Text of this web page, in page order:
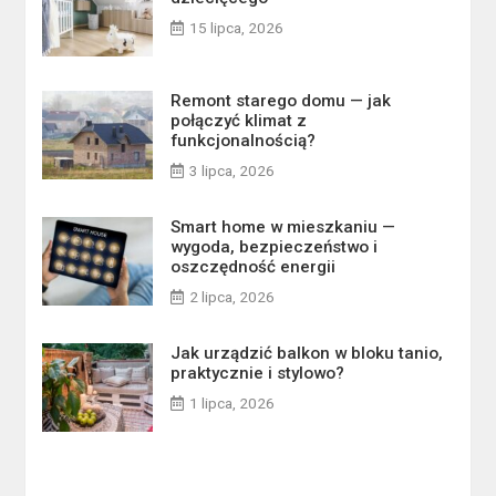
15 lipca, 2026
Remont starego domu — jak
połączyć klimat z
funkcjonalnością?
3 lipca, 2026
Smart home w mieszkaniu —
wygoda, bezpieczeństwo i
oszczędność energii
2 lipca, 2026
Jak urządzić balkon w bloku tanio,
praktycznie i stylowo?
1 lipca, 2026